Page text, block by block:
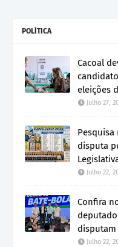
POLÍTICA
Cacoal
eleições
Julho 27,
disputa
Julho 22,
Confira
disputam
Julho 22,